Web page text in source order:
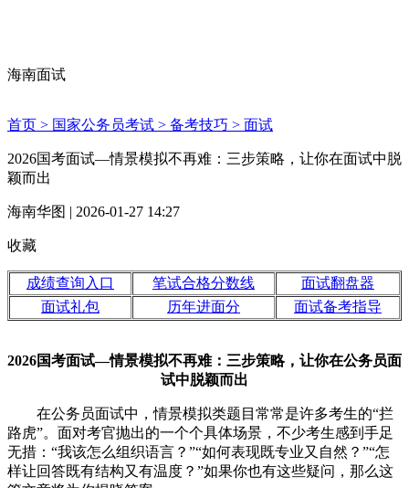
海南面试
首页 > 国家公务员考试 > 备考技巧 > 面试
2026国考面试—情景模拟不再难：三步策略，让你在面试中脱
颖而出
海南华图 | 2026-01-27 14:27
收藏
成绩查询入口 笔试合格分数线
面试翻盘器
面试礼包
历年进面分 面试备考指导
2026国考面试—情景模拟不再难：三步策略，让你在公务员面
试中脱颖而出
在公务员面试中，情景模拟类题目常常是许多考生的“拦
路虎”。面对考官抛出的一个个具体场景，不少考生感到手足
无措：“我该怎么组织语言？”“如何表现既专业又自然？”“怎
样让回答既有结构又有温度？”如果你也有这些疑问，那么这